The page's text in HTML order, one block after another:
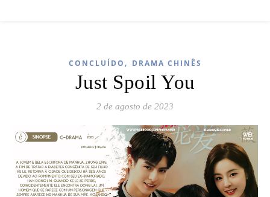
CONCLUÍDO , DRAMA CHINÊS
Just Spoil You
2 de agosto de 2023